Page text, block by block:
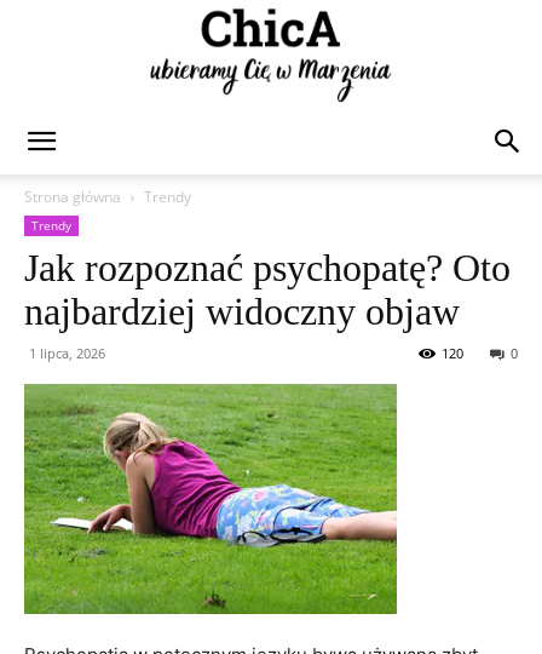
Strona główna
Trendy
Trendy
Jak rozpoznać psychopatę? Oto
najbardziej widoczny objaw
1 lipca, 2026 0
120